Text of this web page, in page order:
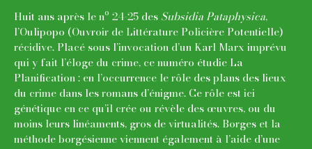
Huit ans après le no 24-25 des Subsidia Pataphysica,
l’Oulipopo (Ouvroir de Littérature Policière Potentielle)
récidive. Placé sous l’invocation d’un Karl Marx imprévu
qui y fait l’éloge du crime, ce numéro étudie La
Planification : en l’occurrence le rôle des plans des lieux
du crime dans les romans d’énigme. Ce rôle est ici
génétique en ce qu’il crée ou révèle des œuvres, ou du
moins leurs linéaments, gros de virtualités. Borges et la
méthode borgésienne viennent également à l’aide d’une